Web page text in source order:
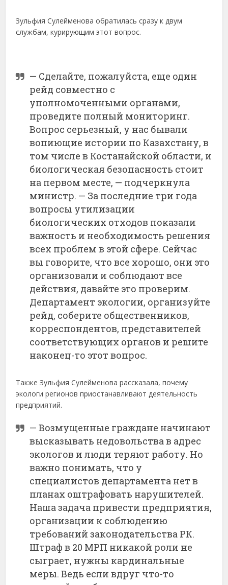
Зульфия Сулейменова обратилась сразу к двум
службам, курирующим этот вопрос.
— Сделайте, пожалуйста, еще один
рейд совместно с
уполномоченными органами,
проведите полный мониторинг.
Вопрос серьезный, у нас бывали
вопиющие истории по Казахстану, в
том числе в Костанайской области, и
биологическая безопасность стоит
на первом месте, — подчеркнула
министр. — За последние три года
вопросы утилизации
биологических отходов показали
важность и необходимость решения
всех проблем в этой сфере. Сейчас
вы говорите, что все хорошо, они это
организовали и соблюдают все
действия, давайте это проверим.
Департамент экологии, организуйте
рейд, соберите общественников,
корреспондентов, представителей
соответствующих органов и решите
наконец-то этот вопрос.
Также Зульфия Сулейменова рассказала, почему
экологи регионов приостанавливают деятельность
предприятий.
— Возмущенные граждане начинают
высказывать недовольства в адрес
экологов и люди теряют работу. Но
важно понимать, что у
специалистов департамента нет в
планах оштрафовать нарушителей.
Наша задача привести предприятия,
организации к соблюдению
требований законодательства РК.
Штраф в 20 МРП никакой роли не
сыграет, нужны кардинальные
меры. Ведь если вдруг что-то